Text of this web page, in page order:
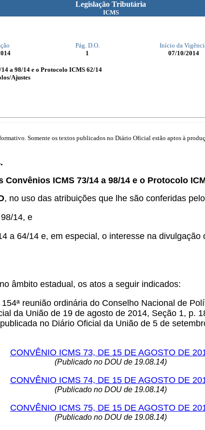
Legislação Tributária
ICMS
Pág. D.O. Início da
1 07/10/2014
a 98/14 e o Protocolo ICMS 62/14
Ajustes
Somente os textos publicados no Diário Oficial estão aptos à
ICMS 73/14 a 98/14 e o Protocolo
, no uso das atribuições que lhe são conferidas
14, e
a 64/14 e, em especial, o interesse na
âmbito estadual, os atos a seguir indicados:
reunião ordinária do Conselho Nacional de
da União de 19 de agosto de 2014, Seção 1, p.
no Diário Oficial da União de 5 de
CONVÊNIO ICMS 73, DE 15 DE AGOSTO DE
(Publicado no DOU de 19.08.14)
CONVÊNIO ICMS 74, DE 15 DE AGOSTO DE
(Publicado no DOU de 19.08.14)
CONVÊNIO ICMS 75, DE 15 DE AGOSTO DE
(Publicado no DOU de 19.08.14)